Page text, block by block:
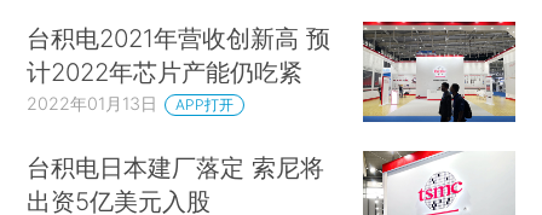
台积电2021年营收创新高 预
计2022年芯片产能仍吃紧
2022年01月13日 APP打开
台积电日本建厂落定 索尼将
出资5亿美元入股